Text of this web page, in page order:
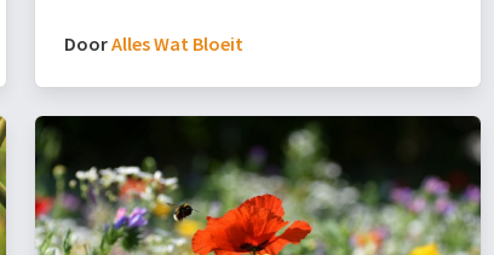
DoorAlles Wat Bloeit